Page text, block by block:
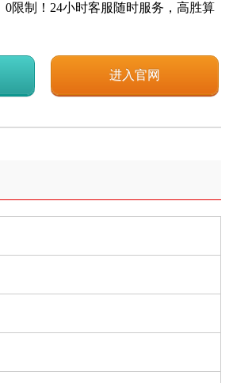
限制！24小时客服随时服务，高胜算
进入官网